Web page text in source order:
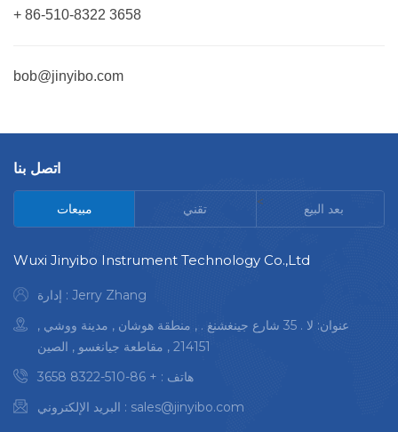
+ 86-510-8322 3658
bob@jinyibo.com
اتصل بنا
مبيعات تقني < بعد البيع
Wuxi Jinyibo Instrument Technology Co.,Ltd
إدارة : Jerry Zhang
عنوان: لا . 35 شارع جينغشنغ . , منطقة هوشان , مدينة ووشي ,
214151 , مقاطعة جيانغسو , الصين
هاتف : + 86-510-8322 3658
البريد الإلكتروني : sales@jinyibo.com